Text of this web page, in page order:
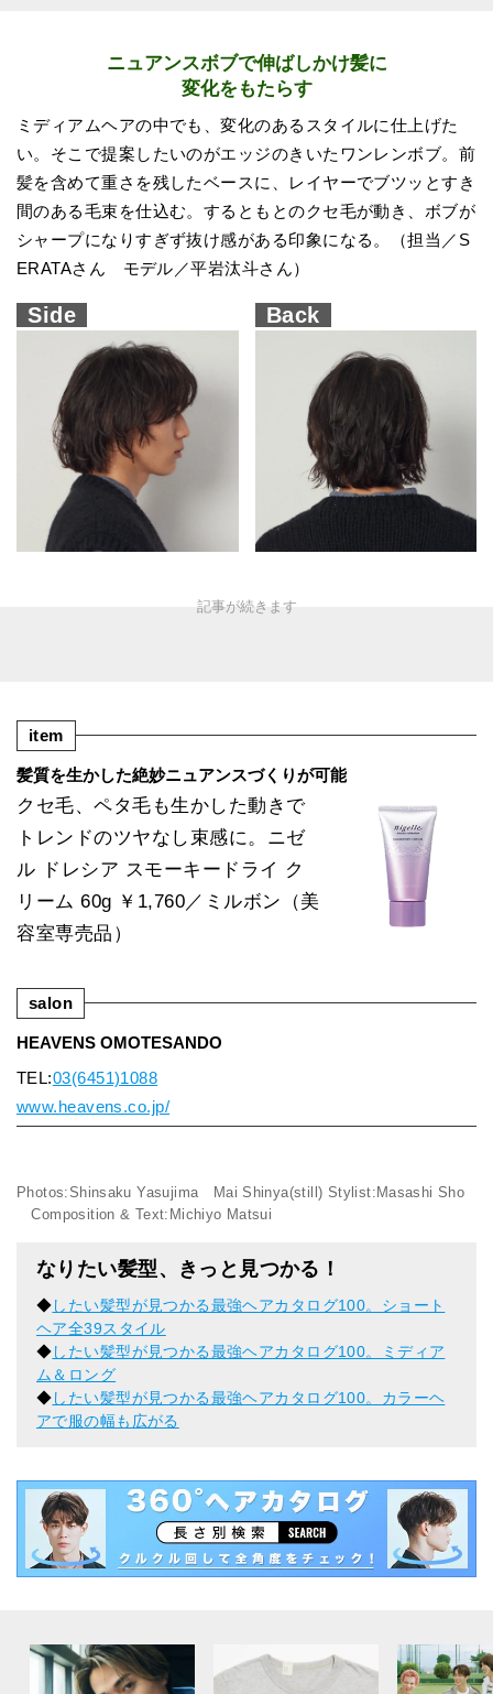
ニュアンスボブで伸ばしかけ髪に
変化をもたらす
ミディアムヘアの中でも、変化のあるスタイルに仕上げた
い。そこで提案したいのがエッジのきいたワンレンボブ。前
髪を含めて重さを残したベースに、レイヤーでブツッとすき
間のある毛束を仕込む。するともとのクセ毛が動き、ボブが
シャープになりすぎず抜け感がある印象になる。（担当／S
ERATAさん モデル／平岩汰斗さん）
Side Back
item
髪質を生かした絶妙ニュアンスづくりが可能
クセ毛、ペタ毛も生かした動きで
トレンドのツヤなし束感に。ニゼ
ル ドレシア スモーキードライ ク
リーム 60g ￥1,760／ミルボン（美
容室専売品）
salon
HEAVENS OMOTESANDO
TEL:03(6451)1088
www.heavens.co.jp/
Photos:Shinsaku Yasujima Mai Shinya(still) Stylist:Masashi Sho
Composition & Text:Michiyo Matsui
なりたい髪型、きっと見つかる！
◆したい髪型が見つかる最強ヘアカタログ100。ショート
ヘア全39スタイル
◆したい髪型が見つかる最強ヘアカタログ100。ミディア
ム＆ロング
◆したい髪型が見つかる最強ヘアカタログ100。カラーヘ
アで服の幅も広がる